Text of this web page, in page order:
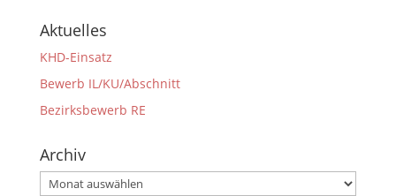
Aktuelles
KHD-Einsatz
Bewerb IL/KU/Abschnitt
Bezirksbewerb RE
Archiv
Archiv